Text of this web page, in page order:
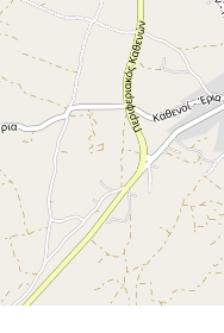
Premium
Πακέτο
Kaminos
Resort
Λίμνη,
Βόρεια
Εύβοια 340